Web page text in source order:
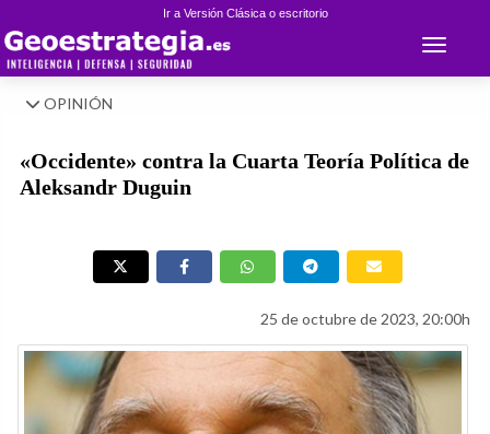
Ir a Versión Clásica o escritorio
Toggle
OPINIÓN
«Occidente» contra la Cuarta Teoría Política de
Aleksandr Duguin
25 de octubre de 2023, 20:00h